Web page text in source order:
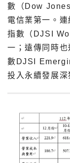
數（Dow
電信業第一。
指數（DJSI
一；遠傳同時
數DJSI
投入永續發展深